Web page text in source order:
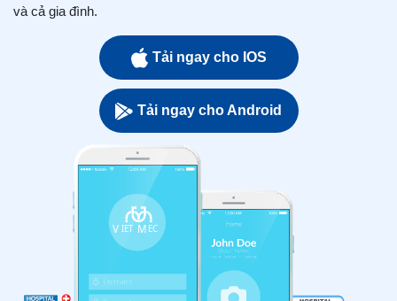
và cả gia đình.
Tải ngay cho IOS
Tải ngay cho Android